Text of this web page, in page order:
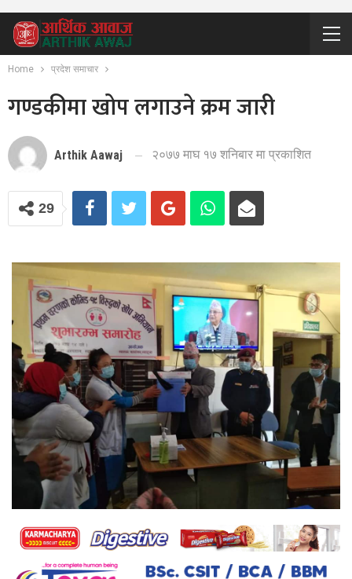
Home प्रदेश समाचार
गण्डकीमा खोप लगाउने क्रम जारी
Arthik Aawaj २०७७ माघ १७ शनिबार मा प्रकाशित
29